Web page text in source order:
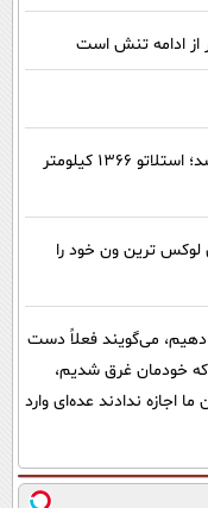
از ادامه تنش است
غول 586 اسب بخاری هواوی وارد میدان شد؛ استلاتو 1366 کیلومتر
بخار؛ هواوی لوکس ترین ون خود را
دهیم، می‌گویند فعلاً دست
که خودمان غرق شدیم،
اجازه ندادند عده‌ای وارد